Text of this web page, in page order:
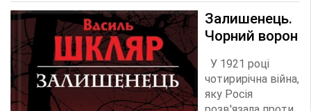
Залишенець.
Чорний ворон
У 1921 році
чотирирічна війна,
яку Росія